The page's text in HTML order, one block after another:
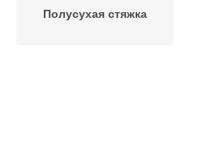
Полусухая стяжка